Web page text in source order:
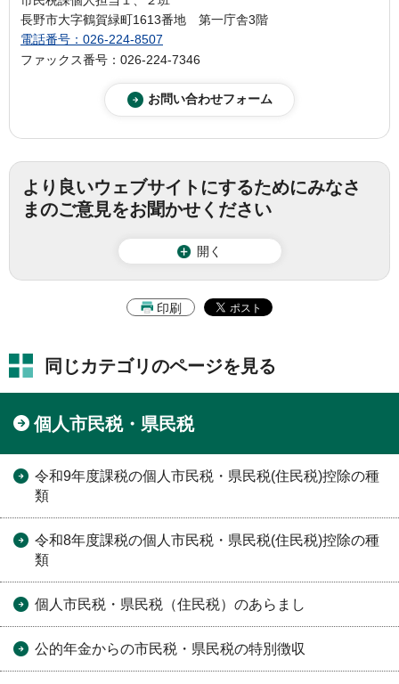
長野市大字鶴賀緑町1613番地 第一庁舎3階
電話番号：026-224-8507
ファックス番号：026-224-7346
より良いウェブサイトにするためにみなさ
まのご意見をお聞かせください
開く
印刷
同じカテゴリのページを見る
個人市民税・県民税
令和9年度課税の個人市民税・県民税(住民税)控除の種
類
令和8年度課税の個人市民税・県民税(住民税)控除の種
類
個人市民税・県民税（住民税）のあらまし
公的年金からの市民税・県民税の特別徴収